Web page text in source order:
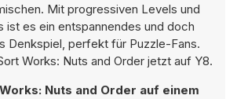
Mit progressiven Levels und
ist es ein entspannendes und doch
Denkspiel, perfekt für Puzzle-Fans.
Works: Nuts and Order jetzt auf Y8.
Nuts and Order auf einem